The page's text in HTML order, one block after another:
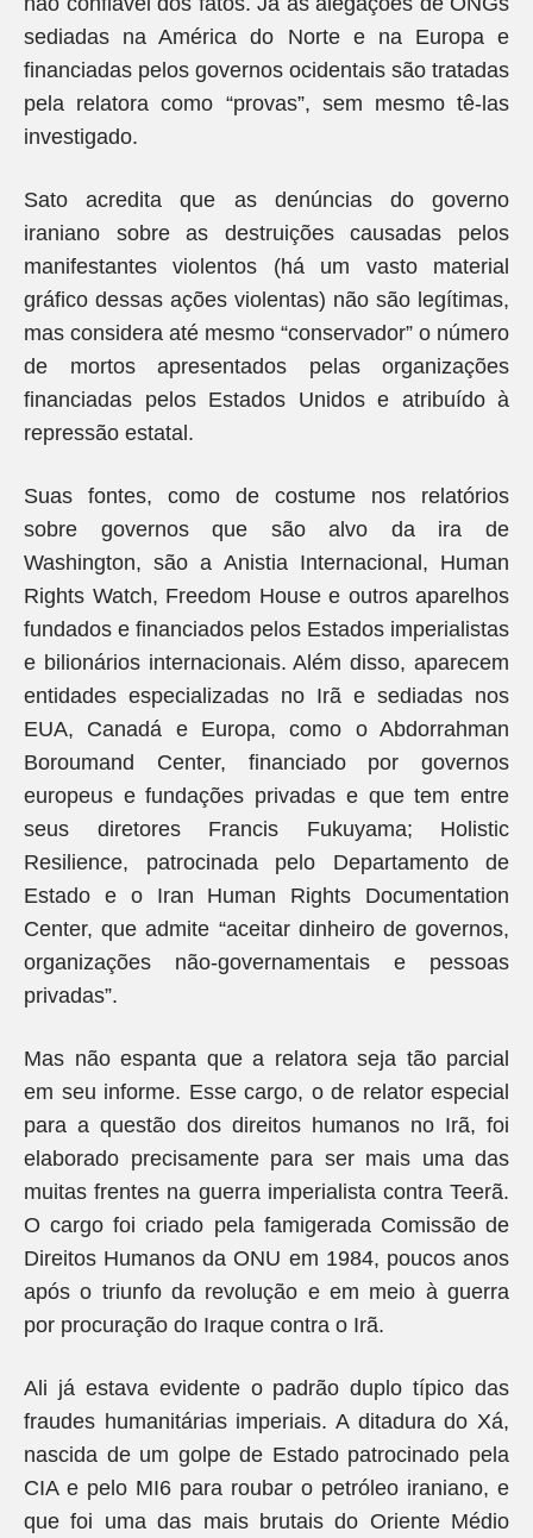
sediadas na América do Norte e na Europa e
financiadas pelos governos ocidentais são tratadas
pela relatora como “provas”, sem mesmo tê-las
investigado.
Sato acredita que as denúncias do governo
iraniano sobre as destruições causadas pelos
manifestantes violentos (há um vasto material
gráfico dessas ações violentas) não são legítimas,
mas considera até mesmo “conservador” o número
de mortos apresentados pelas organizações
financiadas pelos Estados Unidos e atribuído à
repressão estatal.
Suas fontes, como de costume nos relatórios
sobre governos que são alvo da ira de
Washington, são a Anistia Internacional, Human
Rights Watch, Freedom House e outros aparelhos
fundados e financiados pelos Estados imperialistas
e bilionários internacionais. Além disso, aparecem
entidades especializadas no Irã e sediadas nos
EUA, Canadá e Europa, como o Abdorrahman
Boroumand Center, financiado por governos
europeus e fundações privadas e que tem entre
seus diretores Francis Fukuyama; Holistic
Resilience, patrocinada pelo Departamento de
Estado e o Iran Human Rights Documentation
Center, que admite “aceitar dinheiro de governos,
organizações não-governamentais e pessoas
privadas”.
Mas não espanta que a relatora seja tão parcial
em seu informe. Esse cargo, o de relator especial
para a questão dos direitos humanos no Irã, foi
elaborado precisamente para ser mais uma das
muitas frentes na guerra imperialista contra Teerã.
O cargo foi criado pela famigerada Comissão de
Direitos Humanos da ONU em 1984, poucos anos
após o triunfo da revolução e em meio à guerra
por procuração do Iraque contra o Irã.
Ali já estava evidente o padrão duplo típico das
fraudes humanitárias imperiais. A ditadura do Xá,
nascida de um golpe de Estado patrocinado pela
CIA e pelo MI6 para roubar o petróleo iraniano, e
que foi uma das mais brutais do Oriente Médio